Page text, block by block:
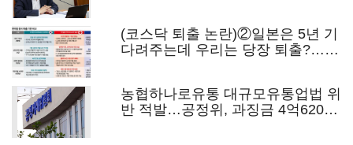
(코스닥 퇴출 논란)②일본은 5년 기
다려주는데 우리는 당장 퇴출?…시
농협하나로유통 대규모유통업법 위
반 적발…공정위, 과징금 4억6200